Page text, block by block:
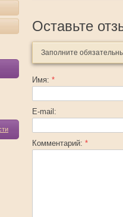
Оставьте
Заполните
Имя: *
E-mail:
Комментарий: *